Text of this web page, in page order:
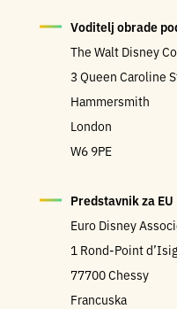
Voditelj obrade
The Walt Disney
3 Queen Caroline
Hammersmith
London
W6 9PE
Predstavnik za EU
Euro Disney
1 Rond-Point
77700 Chessy
Francuska